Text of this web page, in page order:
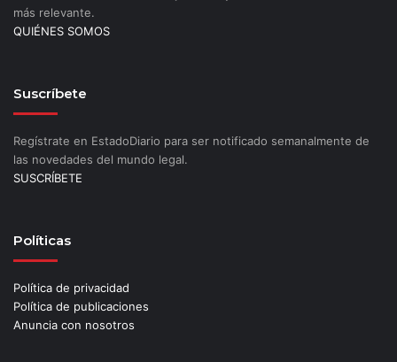
más relevante.
QUIÉNES SOMOS
Suscríbete
Regístrate en EstadoDiario para ser notificado semanalmente de
las novedades del mundo legal.
SUSCRÍBETE
Políticas
Política de privacidad
Política de publicaciones
Anuncia con nosotros